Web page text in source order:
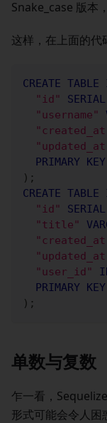
Snake_case 版本
这样，在上面的代
CREATE TABLE
"id"
SERIAL
"username"
PRIMARY
KEY
) ;
CREATE TABLE
"id"
SERIAL
"title"
"user_id"
PRIMARY
KEY
) ;
单数与复数
乍一看，
形式可能会令人困